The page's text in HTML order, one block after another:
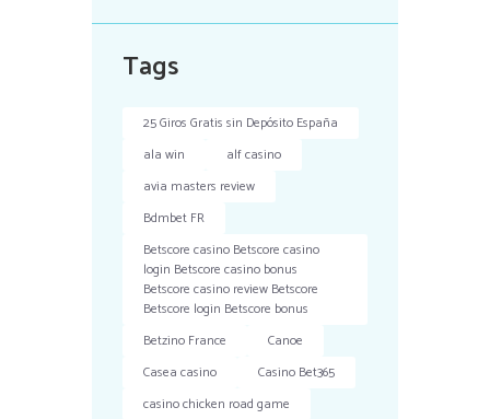
Tags
25 Giros Gratis sin Depósito España
ala win
alf casino
avia masters review
Bdmbet FR
Betscore casino Betscore casino
login Betscore casino bonus
Betscore casino review Betscore
Betscore login Betscore bonus
Betzino France
Canoe
Casea casino
Casino Bet365
casino chicken road game